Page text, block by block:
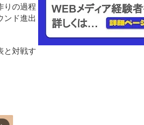
りの過程
ンド進出
と対戦す